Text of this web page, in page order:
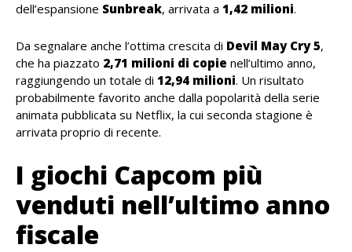
dell’espansione Sunbreak, arrivata a 1,42 milioni.
Da segnalare anche l’ottima crescita di Devil May Cry 5,
che ha piazzato 2,71 milioni di copie nell’ultimo anno,
raggiungendo un totale di 12,94 milioni. Un risultato
probabilmente favorito anche dalla popolarità della serie
animata pubblicata su Netflix, la cui seconda stagione è
arrivata proprio di recente.
I giochi Capcom più
venduti nell’ultimo anno
fiscale